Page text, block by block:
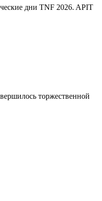
дни TNF 2026. APIT
торжественной